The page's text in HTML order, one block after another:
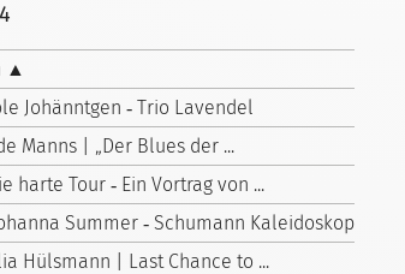
▲
Johänntgen ‑ Trio Lavendel
Manns | „Der Blues der ...
harte Tour ‑ Ein Vortrag von ...
Summer ‑ Schumann Kaleidoskop
Hülsmann | Last Chance to ...